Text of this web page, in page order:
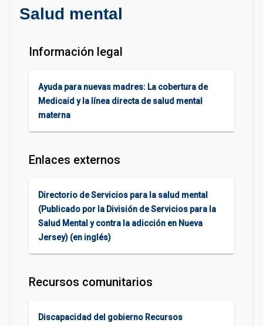
Salud mental
Información legal
Ayuda para nuevas madres: La cobertura de
Medicaid y la línea directa de salud mental
materna
Enlaces externos
Directorio de Servicios para la salud mental
(Publicado por la División de Servicios para la
Salud Mental y contra la adicción en Nueva
Jersey) (en inglés)
Recursos comunitarios
Discapacidad del gobierno Recursos